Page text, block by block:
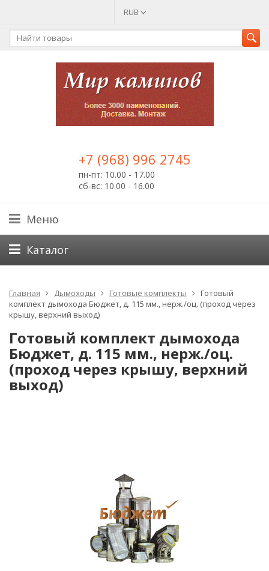
RUB
+7 (968) 996 2745
пн-пт: 10.00 - 17.00
сб-вс: 10.00 - 16.00
Меню
Каталог
Главная Дымоходы Готовые комплекты
Готовый
комплект дымохода Бюджет, д. 115 мм., нерж./оц. (проход через
крышу, верхний выход)
Готовый комплект дымохода
Бюджет, д. 115 мм., нерж./оц.
(проход через крышу, верхний
выход)